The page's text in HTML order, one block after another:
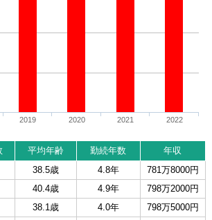
2019 2020 2021 2022
平均年齢 勤続年数
年収
38.5歳 4.8年
781万8000円
40.4歳 4.9年
798万2000円
38.1歳 4.0年
798万5000円